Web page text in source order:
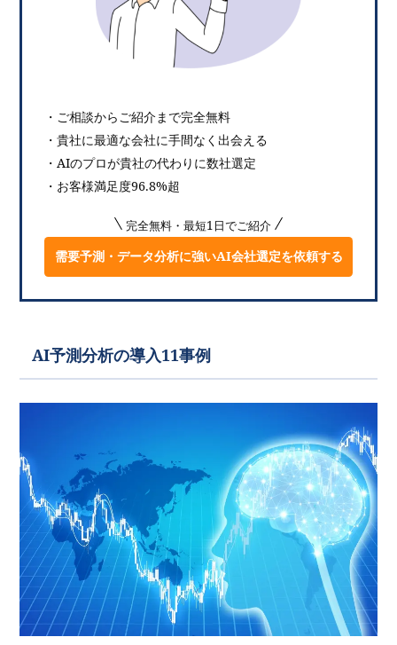
・ご相談からご紹介まで完全無料
・貴社に最適な会社に手間なく出会える
・AIのプロが貴社の代わりに数社選定
・お客様満足度96.8%超
完全無料・最短1日でご紹介
需要予測・データ分析に強いAI会社選定を依頼する
AI予測分析の導入11事例